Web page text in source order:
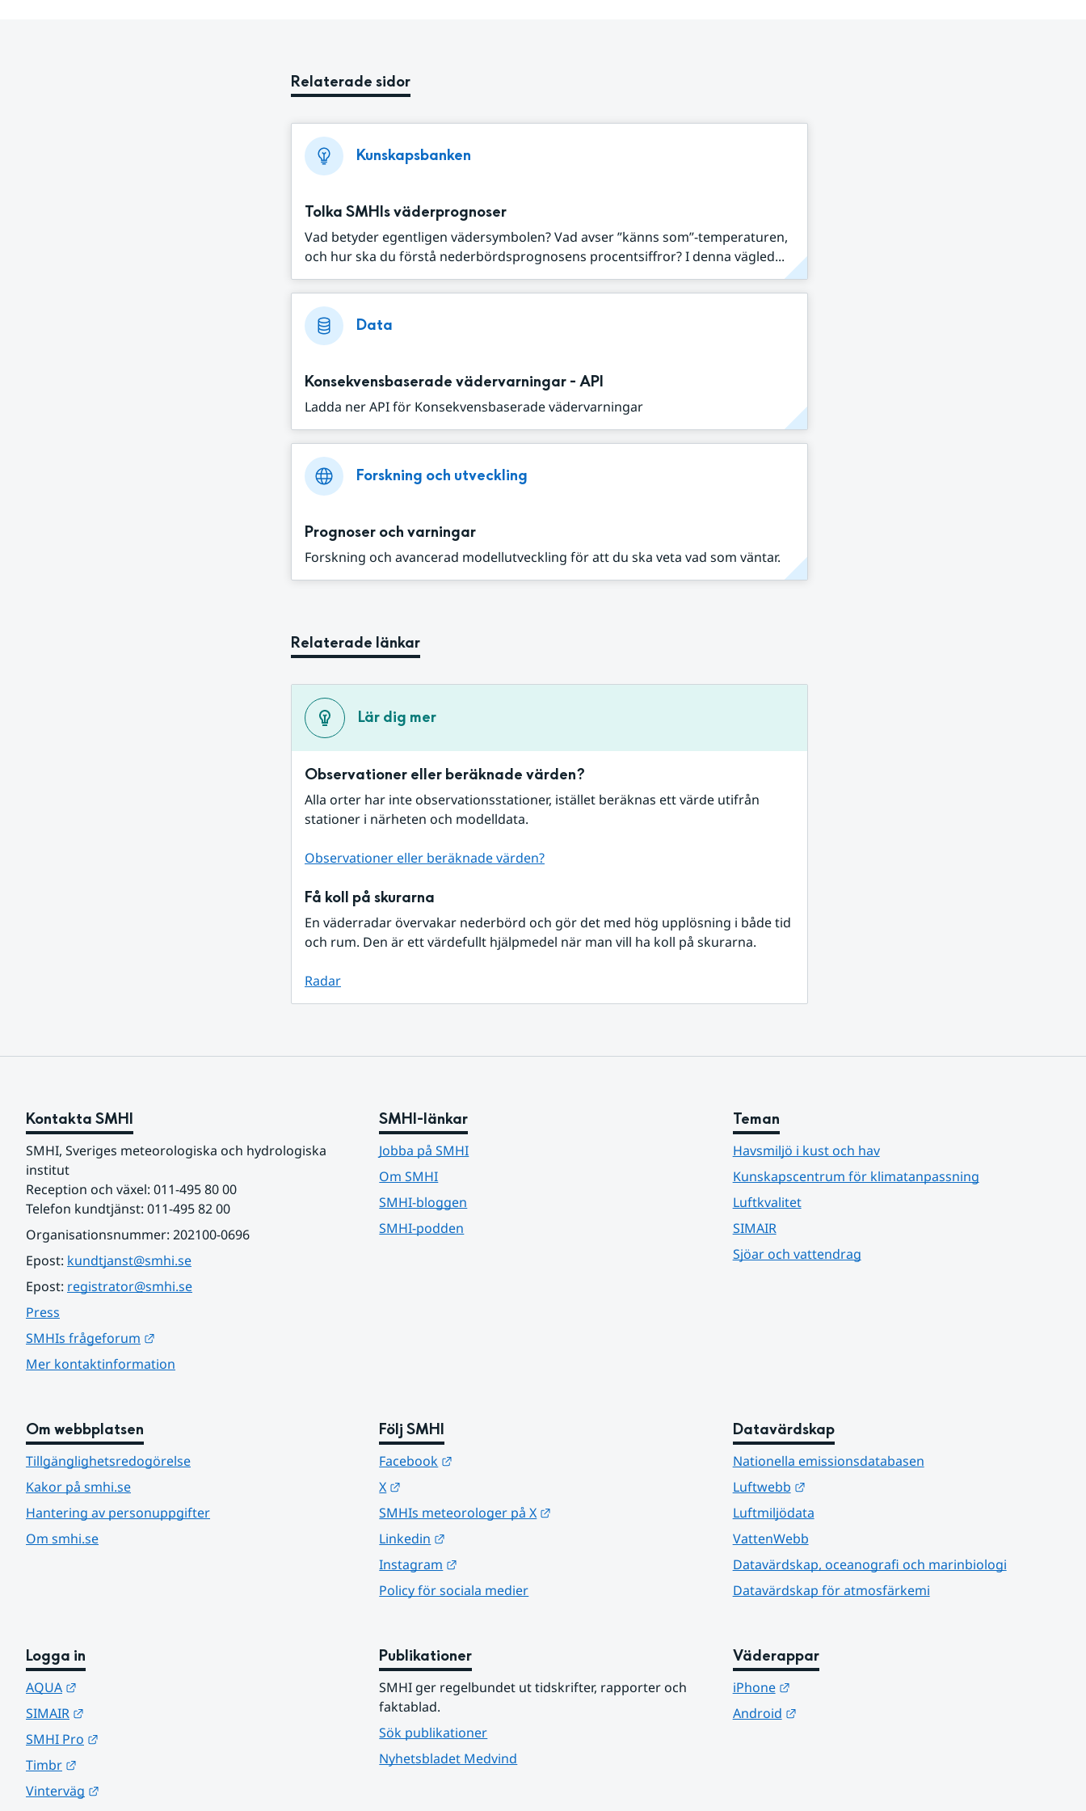
Relaterade sidor
Kunskapsbanken
Tolka SMHIs väderprognoser
Vad betyder egentligen vädersymbolen? Vad avser ”känns som”-temperaturen,
och hur ska du förstå nederbördsprognosens procentsiffror? I denna vägled...
Data
Konsekvensbaserade vädervarningar - API
Ladda ner API för Konsekvensbaserade vädervarningar
Forskning och utveckling
Prognoser och varningar
Forskning och avancerad modellutveckling för att du ska veta vad som väntar.
Relaterade länkar
Lär dig mer
Observationer eller beräknade värden?
Alla orter har inte observationsstationer, istället beräknas ett värde utifrån
stationer i närheten och modelldata.
Observationer eller beräknade värden?
Få koll på skurarna
En väderradar övervakar nederbörd och gör det med hög upplösning i både tid
och rum. Den är ett värdefullt hjälpmedel när man vill ha koll på skurarna.
Radar
Kontakta SMHI
SMHI, Sveriges meteorologiska och hydrologiska
institut
Reception och växel: 011-495 80 00
Telefon kundtjänst: 011-495 82 00
Organisationsnummer: 202100-0696
Epost: kundtjanst@smhi.se
Epost: registrator@smhi.se
Press
SMHIs frågeforum
Mer kontaktinformation
SMHI-länkar
Jobba på SMHI
Om SMHI
SMHI-bloggen
SMHI-podden
Teman
Havsmiljö i kust och hav
Kunskapscentrum för klimatanpassning
Luftkvalitet
SIMAIR
Sjöar och vattendrag
Om webbplatsen
Tillgänglighetsredogörelse
Kakor på smhi.se
Hantering av personuppgifter
Om smhi.se
Följ SMHI
Facebook
X
SMHIs meteorologer på X
Linkedin
Instagram
Policy för sociala medier
Datavärdskap
Nationella emissionsdatabasen
Luftwebb
Länk till annan webbplats.
Luftmiljödata
VattenWebb
Datavärdskap, oceanografi och marinbiologi
Datavärdskap för atmosfärkemi
Logga in
AQUA
SIMAIR
SMHI Pro
Timbr
Vinterväg
Publikationer
SMHI ger regelbundet ut tidskrifter, rapporter och
faktablad.
Sök publikationer
Nyhetsbladet Medvind
Väderappar
iPhone
Länk till annan webbplats.
Android
Länk till annan webbplats.